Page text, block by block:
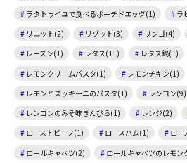
ラタトゥイユで食べるポーチドエッグ(1)
ラ
リエット(2)
リゾット(3) リンゴ(4)
レーズン(1)
レタス(11) レタス鍋(1)
レモンクリームパスタ(1)
レモンチキン(1)
レモンとズッキーニのパスタ(1)
レンコン(9)
レンコンのみそ味きんぴら(1)
レンジ(2)
ローストビーフ(1)
ロースハム(1)
ロー
ロールキャベツ(2)
ロールキャベツのレモン